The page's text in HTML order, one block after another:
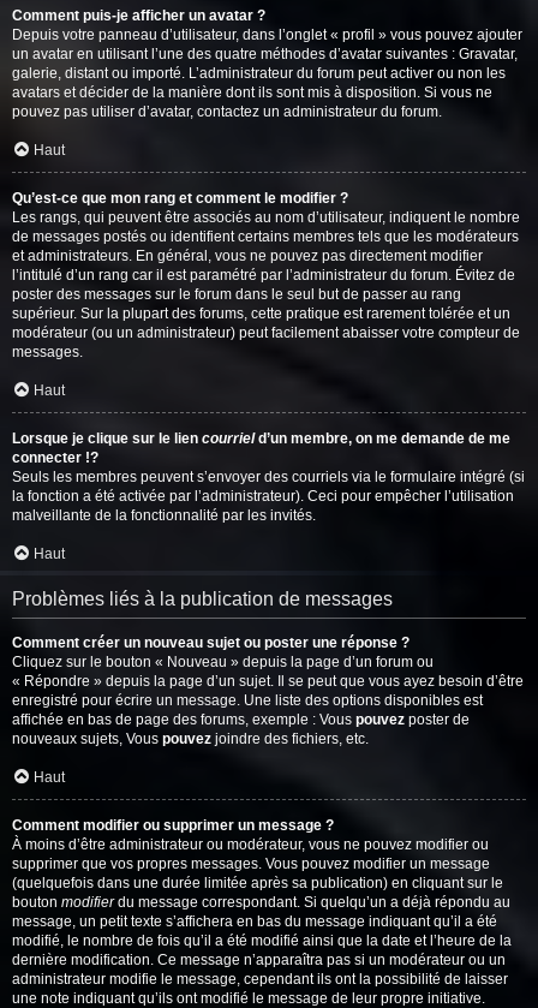
Comment puis-je afficher un avatar ?
Depuis votre panneau d’utilisateur, dans l’onglet « profil » vous pouvez ajouter
un avatar en utilisant l’une des quatre méthodes d’avatar suivantes : Gravatar,
galerie, distant ou importé. L’administrateur du forum peut activer ou non les
avatars et décider de la manière dont ils sont mis à disposition. Si vous ne
pouvez pas utiliser d’avatar, contactez un administrateur du forum.
Haut
Qu’est-ce que mon rang et comment le modifier ?
Les rangs, qui peuvent être associés au nom d’utilisateur, indiquent le nombre
de messages postés ou identifient certains membres tels que les modérateurs
et administrateurs. En général, vous ne pouvez pas directement modifier
l’intitulé d’un rang car il est paramétré par l’administrateur du forum. Évitez de
poster des messages sur le forum dans le seul but de passer au rang
supérieur. Sur la plupart des forums, cette pratique est rarement tolérée et un
modérateur (ou un administrateur) peut facilement abaisser votre compteur de
messages.
Haut
Lorsque je clique sur le lien courrield’un membre, on me demande de me
connecter !?
Seuls les membres peuvent s’envoyer des courriels via le formulaire intégré (si
la fonction a été activée par l’administrateur). Ceci pour empêcher l’utilisation
malveillante de la fonctionnalité par les invités.
Haut
Problèmes liés à la publication de messages
Comment créer un nouveau sujet ou poster une réponse ?
Cliquez sur le bouton « Nouveau » depuis la page d’un forum ou
« Répondre » depuis la page d’un sujet. Il se peut que vous ayez besoin d’être
enregistré pour écrire un message. Une liste des options disponibles est
affichée en bas de page des forums, exemple : Vous pouvez poster de
nouveaux sujets, Vous pouvez joindre des fichiers, etc.
Haut
Comment modifier ou supprimer un message ?
À moins d’être administrateur ou modérateur, vous ne pouvez modifier ou
supprimer que vos propres messages. Vous pouvez modifier un message
(quelquefois dans une durée limitée après sa publication) en cliquant sur le
bouton modifierdu message correspondant. Si quelqu’un a déjà répondu au
message, un petit texte s’affichera en bas du message indiquant qu’il a été
modifié, le nombre de fois qu’il a été modifié ainsi que la date et l’heure de la
dernière modification. Ce message n’apparaîtra pas si un modérateur ou un
administrateur modifie le message, cependant ils ont la possibilité de laisser
une note indiquant qu’ils ont modifié le message de leur propre initiative.